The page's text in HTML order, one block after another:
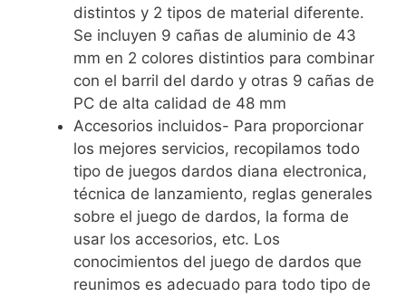
distintos y 2 tipos de material diferente.
Se incluyen 9 cañas de aluminio de 43
mm en 2 colores distintios para combinar
con el barril del dardo y otras 9 cañas de
PC de alta calidad de 48 mm
Accesorios incluidos- Para proporcionar
los mejores servicios, recopilamos todo
tipo de juegos dardos diana electronica,
técnica de lanzamiento, reglas generales
sobre el juego de dardos, la forma de
usar los accesorios, etc. Los
conocimientos del juego de dardos que
reunimos es adecuado para todo tipo de